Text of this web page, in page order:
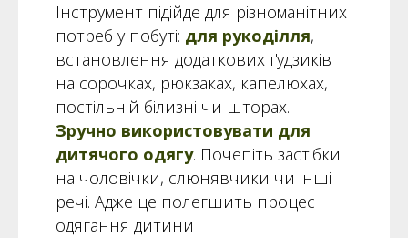
Інструмент підійде для різноманітних
потреб у побуті: для рукоділля,
встановлення додаткових ґудзиків
на сорочках, рюкзаках, капелюхах,
постільній білизні чи шторах.
Зручно використовувати для
дитячого одягу. Почепіть застібки
на чоловічки, слюнявчики чи інші
речі. Адже це полегшить процес
одягання дитини